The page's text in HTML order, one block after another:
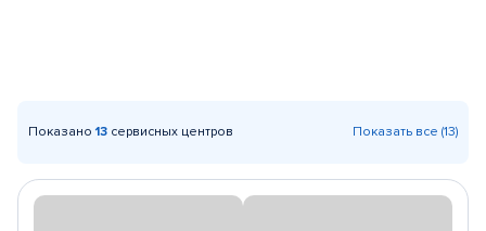
Показано 13 сервисных центров Показать все (13)